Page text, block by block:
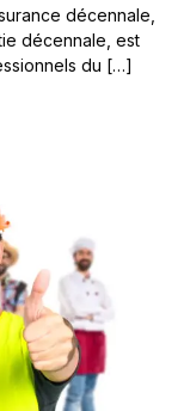
décennale,
décennale, est
du […]